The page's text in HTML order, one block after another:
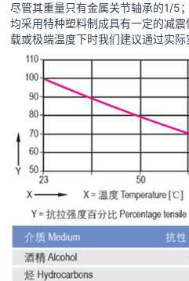
尽管其重量只有金属关节轴承的1/5
均采用特种塑料制成具有一定的减
载或极端温度下时我们建议通过实际